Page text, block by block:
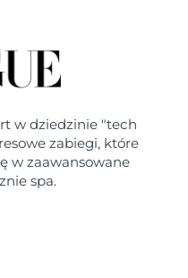
w dziedzinie "tech
zabiegi, które
w zaawansowane
spa.